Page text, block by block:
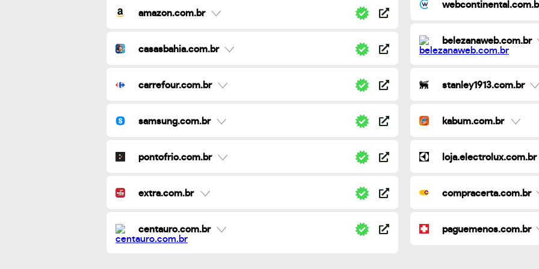
amazon.com.br
casasbahia.com.br
carrefour.com.br
samsung.com.br
pontofrio.com.br
extra.com.br
centauro.com.br
belezanaweb.com.br
stanley1913.com.br
kabum.com.br
loja.electrolux.com.br
compracerta.com.br
paguemenos.com.br